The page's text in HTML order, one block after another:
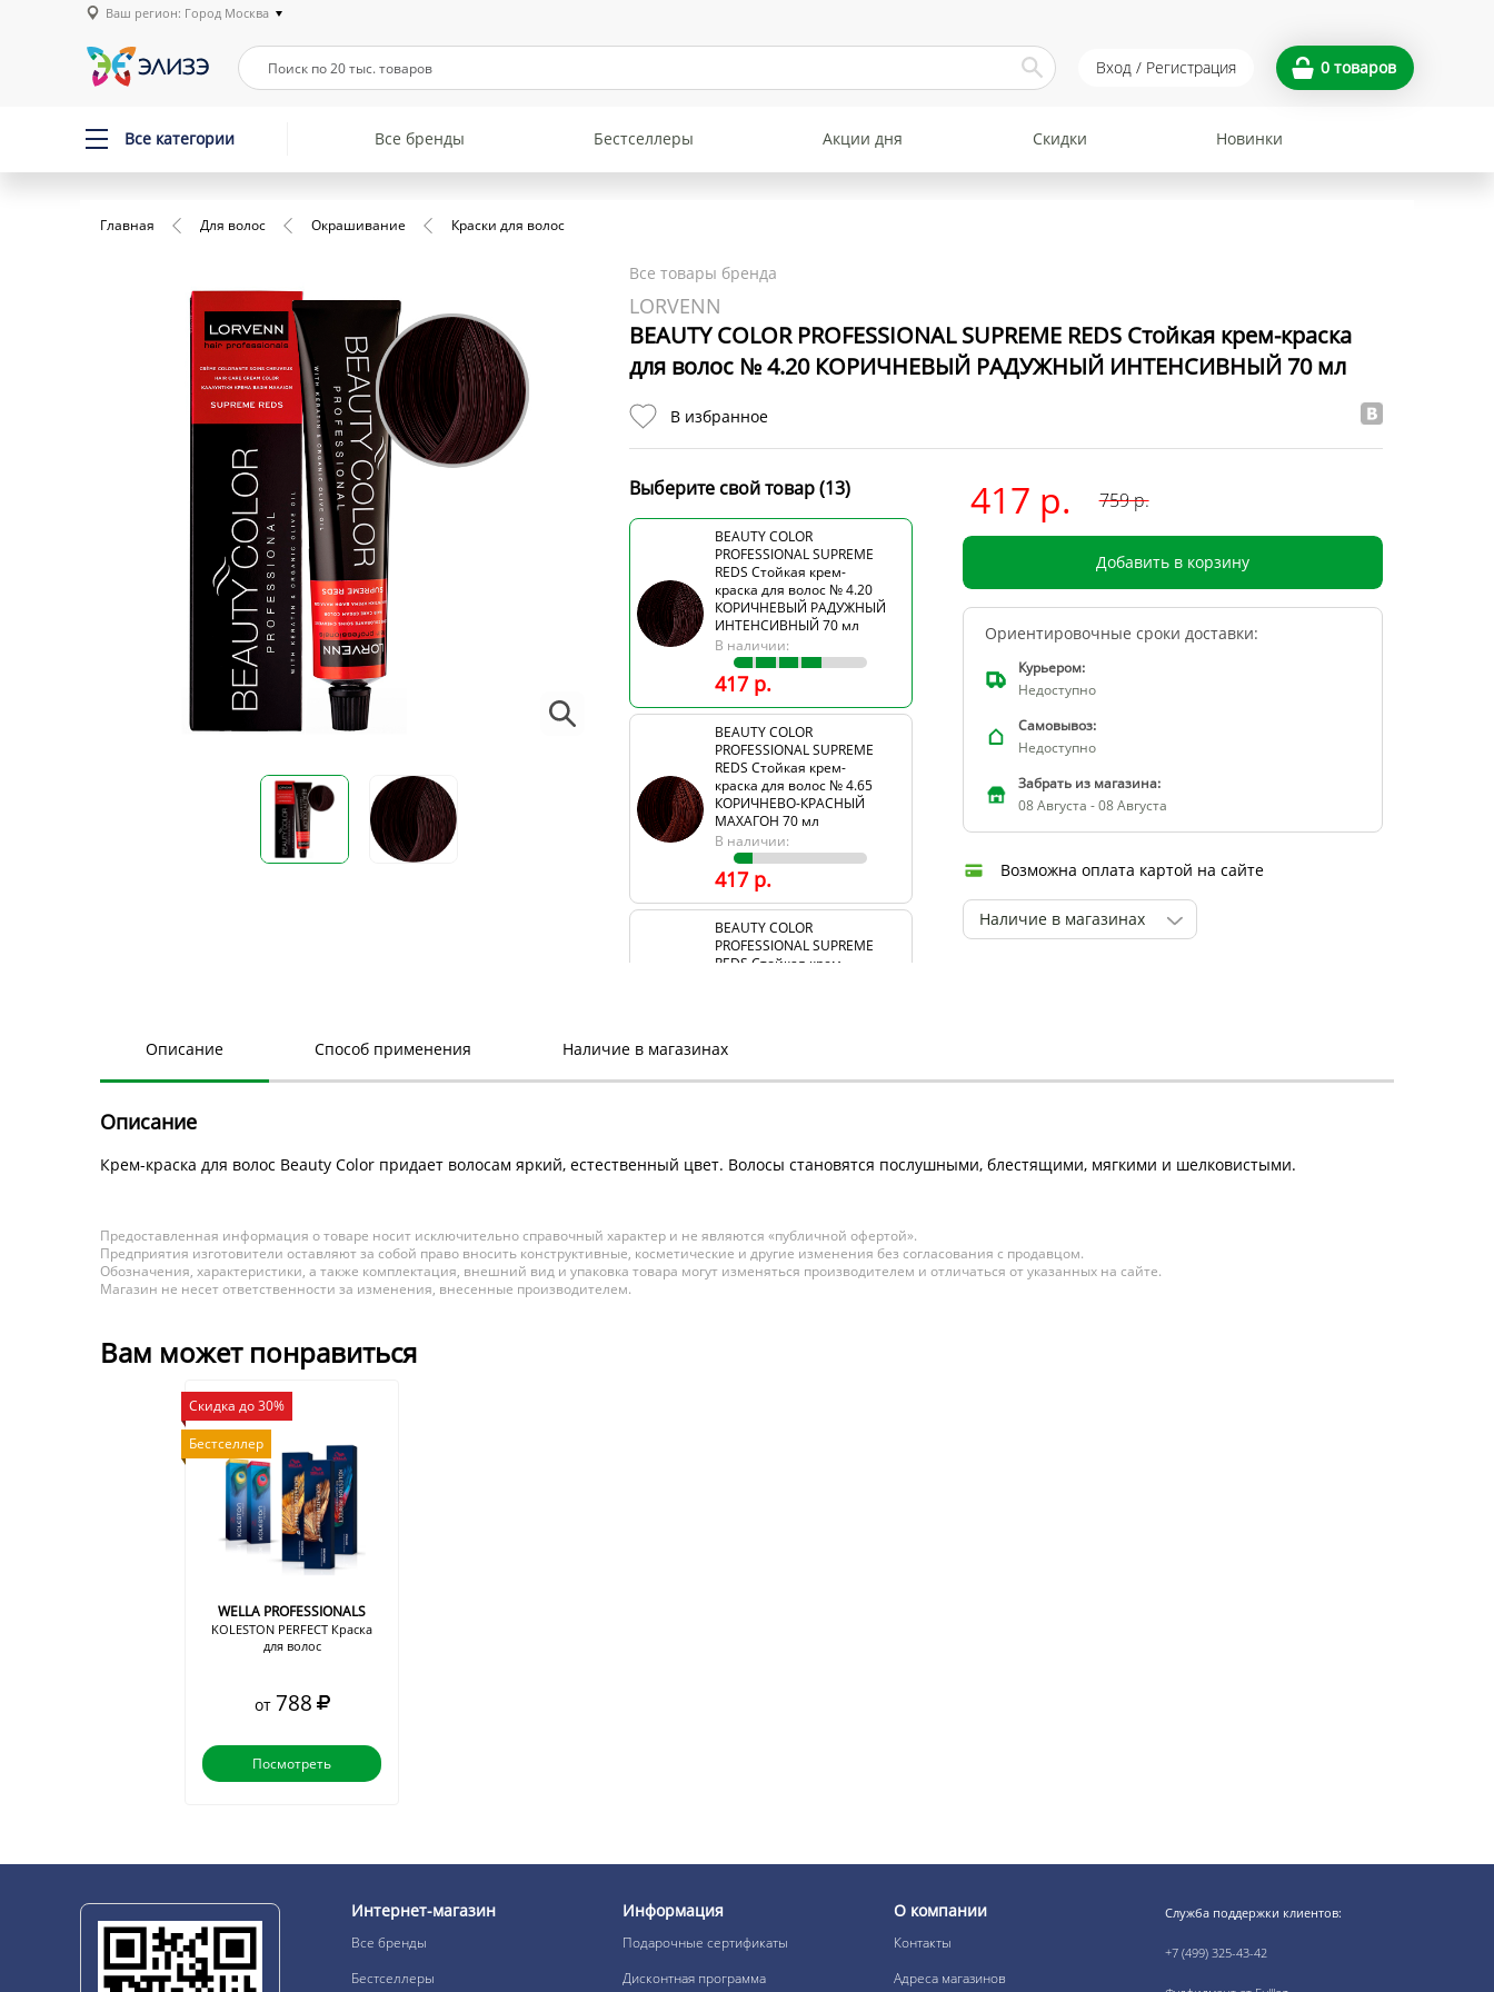
Ваш регион: Город Москва
Вход / Регистрация 0 товаров
Все категории Все бренды Бестселлеры Акции дня Скидки Новинки
Главная Для волос Окрашивание Краски для волос
Все товары бренда
LORVENN
BEAUTY COLOR PROFESSIONAL SUPREME REDS Стойкая крем-краска
для волос № 4.20 КОРИЧНЕВЫЙ РАДУЖНЫЙ ИНТЕНСИВНЫЙ 70 мл
В избранное
Выберите свой товар (13)
BEAUTY COLOR
PROFESSIONAL SUPREME
REDS Стойкая крем-
краска для волос № 4.20
КОРИЧНЕВЫЙ РАДУЖНЫЙ
ИНТЕНСИВНЫЙ 70 мл
В наличии:
417 р.
BEAUTY COLOR
PROFESSIONAL SUPREME
REDS Стойкая крем-
краска для волос № 4.65
КОРИЧНЕВО-КРАСНЫЙ
МАХАГОН 70 мл
В наличии:
417 р.
BEAUTY COLOR
PROFESSIONAL SUPREME
REDS Стойкая крем-
В наличии:
PROFESSIONAL SUPREME
REDS Стойкая крем-
В наличии:
417 р.
759 р.
BEAUTY COLOR
REDS Стойкая крем-
БЛОНД МАХАГОНОВЫЙ
417 р. 759р.
Добавить в корзину
Ориентировочные сроки доставки:
Курьером:
Недоступно
Самовывоз:
Недоступно
Забрать из магазина:
08 Августа - 08 Августа
Возможна оплата картой на сайте
Наличие в магазинах
Описание Способ применения Наличие в магазинах
Описание
Крем-краска для волос Beauty Color придает волосам яркий, естественный цвет. Волосы становятся послушными, блестящими, мягкими и шелковистыми.
Предоставленная информация о товаре носит исключительно справочный характер и не являются «публичной офертой».
Предприятия изготовители оставляют за собой право вносить конструктивные, косметические и другие изменения без согласования с продавцом.
Обозначения, характеристики, а также комплектация, внешний вид и упаковка товара могут изменяться производителем и отличаться от указанных на сайте.
Магазин не несет ответственности за изменения, внесенные производителем.
Вам может понравиться
Скидка до 30%
Бестселлер
WELLA PROFESSIONALS
KOLESTON PERFECT Краска
для волос
от 788
Посмотреть
Интернет-магазин
Все бренды
Бестселлеры
Информация
Подарочные сертификаты
Дисконтная программа
О компании
Контакты
Адреса магазинов
Служба поддержки клиентов:
+7 (499) 325-43-42